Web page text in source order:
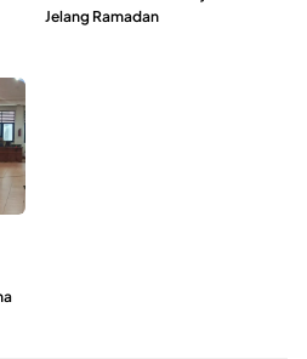
Jelang Ramadan